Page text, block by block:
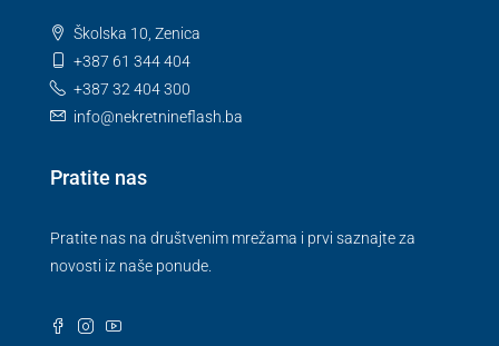
Školska 10, Zenica
+387 61 344 404
+387 32 404 300
info@nekretnineflash.ba
Pratite nas
Pratite nas na društvenim mrežama i prvi saznajte za
novosti iz naše ponude.